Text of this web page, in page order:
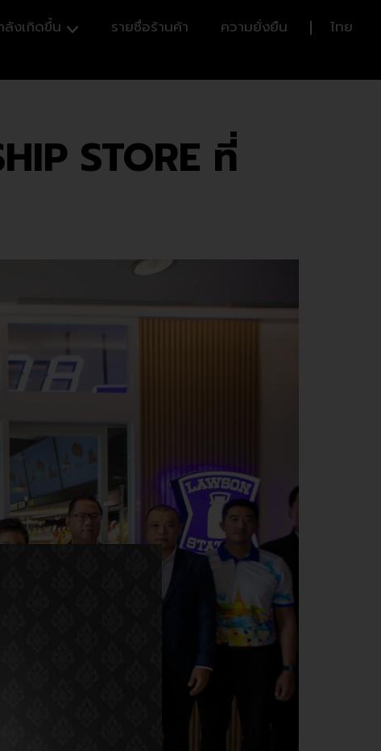
ลังเกิดขึ้น รายชื่อร้านค้า ความยั่งยืน ไทย
STORE ที่